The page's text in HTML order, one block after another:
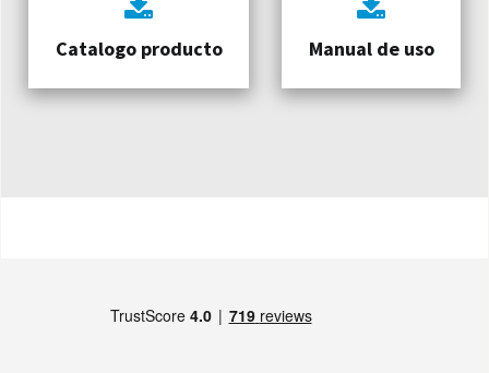
Catalogo producto Manual de uso